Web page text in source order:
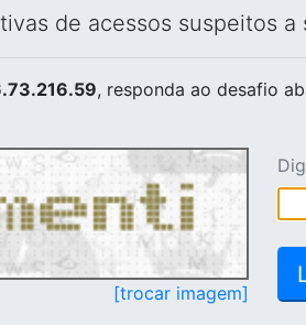
de acessos suspeitos
, responda ao desafio
[trocar imagem]